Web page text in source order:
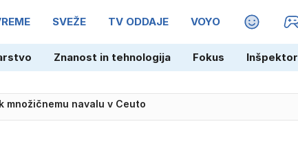
SVEŽE TV ODDAJE VOYO MAGAZIN
Znanost in tehnologija Fokus Inšpektor
množičnemu navalu v Ceuto